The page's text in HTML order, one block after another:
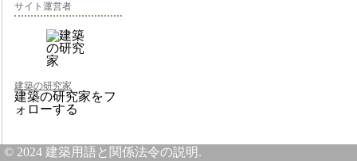
サイト運営者
建築の研究家
建築の研究家をフ
ォローする
© 2024 建築用語と関係法令の説明.